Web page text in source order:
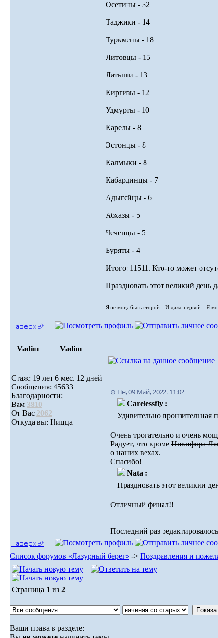
Осетины - 32
Таджики - 14
Туркмены - 18
Литовцы - 15
Латыши - 13
Киргизы - 12
Удмурты - 10
Карелы - 8
Эстонцы - 8
Калмыки - 8
Кабардинцы - 7
Адыгейцы - 6
Абхазы - 5
Чеченцы - 5
Буряты - 4
Итого: 11511. Кто-то может
Праздновать этот великий день
Я не могу быть второй... И даже первой... Я
Наверх ⮵
Vadim Vadim
Стаж: 19 лет 6 мес. 12 дней
Сообщения: 45633
Благодарности:
Вам 3810
От Вас 2062
Откуда вы: Ницца
⊙ Пн, 09 Май, 2022. 11:02
Carelessfly :
Удивительно пронзительная
Очень трогательно и очень
Радует, что кроме Никифора
о наших вехах.
Спасибо!
Nata :
Праздновать этот великий
Отличный финал!!
Последний раз
Наверх ⮵
Список форумов «Лазурный берег» -> Поздравления и
Страница 1 из 2
Ваши права в разделе: